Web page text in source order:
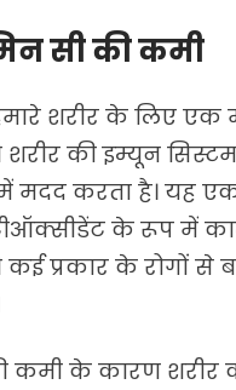
सी की कमी
शरीर के लिए एक
शरीर की इम्यून
करता है। यह
के रूप में
कई प्रकार के रोगों से
कमी के कारण शरीर